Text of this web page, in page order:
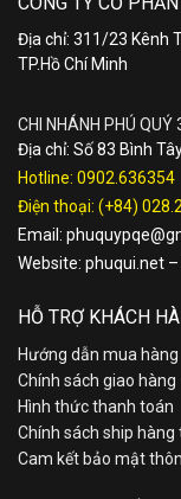
Địa chỉ: 311/23 Kênh
TP.Hồ Chí Minh
CHI NHÁNH PHÚ QUÝ
Địa chỉ: Số 83 Bình
Hotline: 0902.636354
Điện thoại: (+84)
Email:
Website: phuqui.net –
HỖ TRỢ KHÁCH
Hướng dẫn mua hàng
Chính sách giao
Hình thức thanh toán
Chính sách ship hàng
Cam kết bảo mật